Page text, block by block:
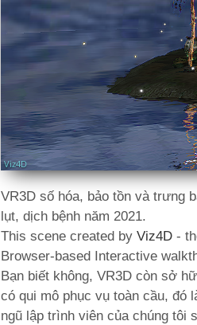
VR3D số hóa, bảo tồn và trưng
lụt, dịch bệnh năm 2021.
This scene created by Viz4D -
Browser-based Interactive
Bạn biết không, VR3D còn sở
có qui mô phục vụ toàn cầu, đó
ngũ lập trình viên của chúng tôi